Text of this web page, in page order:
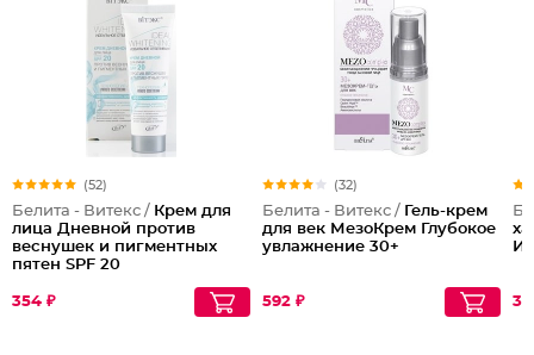
(52)
Белита - Витекс / Крем для
лица Дневной против
веснушек и пигментных
пятен SPF 20
354 ₽
(32)
Белита - Витекс / Гель-крем
для век МезоКрем Глубокое
увлажнение 30+
592 ₽